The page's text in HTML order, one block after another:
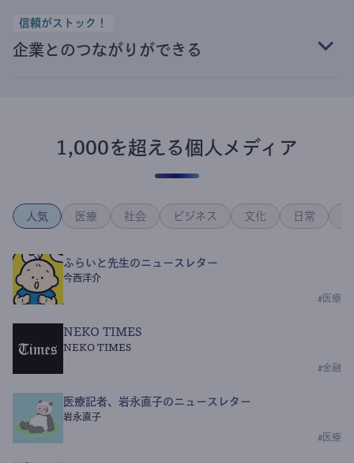
信頼がストック！
企業とのつながりができる
1,000を超える個人メディア
人気 医療 社会 ビジネス 文化 日常
ふらいと先生のニュースレター
今西洋介
# 医療
NEKO TIMES
NEKO TIMES
#金融
医療記者、岩永直子のニュースレター
岩永直子
# 医療